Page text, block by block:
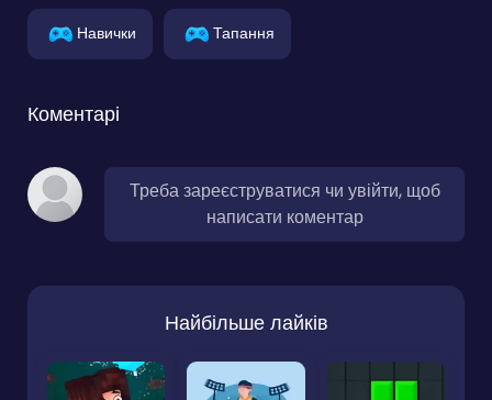
Навички Тапання
Коментарі
Треба зареєструватися чи увійти, щоб
написати коментар
Найбільше лайків